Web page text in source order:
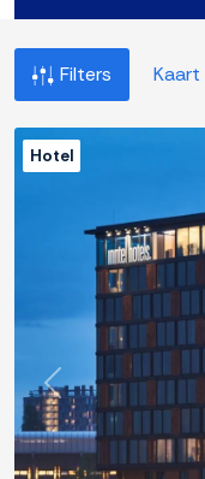
Filters Kaart
Previous
Hotel